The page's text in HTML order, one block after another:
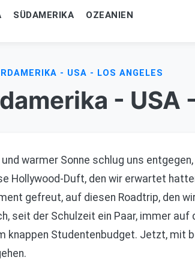
SÜDAMERIKA OZEANIEN
- USA - LOS ANGELES
- USA
warmer Sonne schlug uns
Hollywood-Duft, den wir erwartet
gefreut, auf diesen Roadtrip, den
seit der Schulzeit ein Paar, immer auf
knappen Studentenbudget. Jetzt, mit